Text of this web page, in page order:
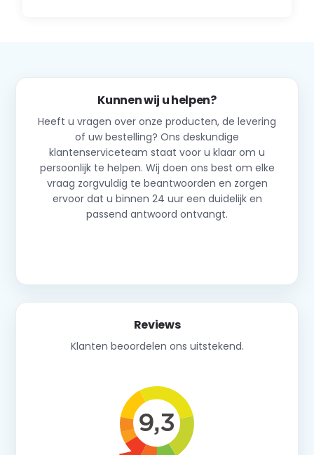
Kunnen wij u helpen?
Heeft u vragen over onze producten, de levering
of uw bestelling? Ons deskundige
klantenserviceteam staat voor u klaar om u
persoonlijk te helpen. Wij doen ons best om elke
vraag zorgvuldig te beantwoorden en zorgen
ervoor dat u binnen 24 uur een duidelijk en
passend antwoord ontvangt.
Reviews
Klanten beoordelen ons uitstekend.